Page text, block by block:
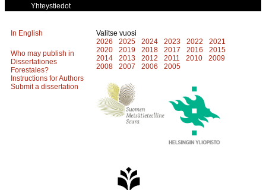
Yhteystiedot
In English
Who may publish in
Dissertationes
Forestales?
Instructions for Authors
Submit a dissertation
Valitse vuosi
2026
2025 2024 2023 2022
2021
2020
2019 2018 2017 2016
2015
2014
2013 2012 2011 2010
2009
2008
2007 2006 2005